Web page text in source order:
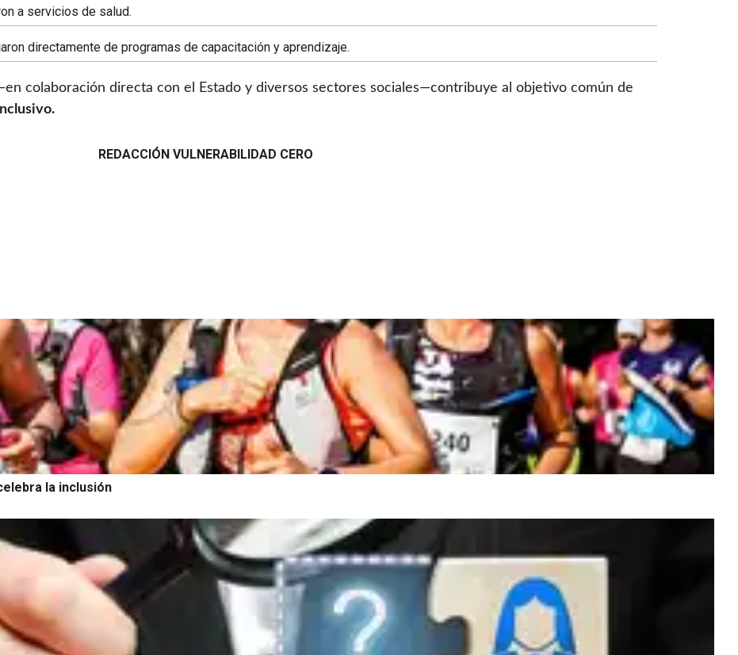
a servicios de salud.
directamente de programas de capacitación y aprendizaje.
colaboración directa con el Estado y diversos sectores sociales—contribuye al objetivo común de
REDACCIÓN VULNERABILIDAD CERO
la inclusión